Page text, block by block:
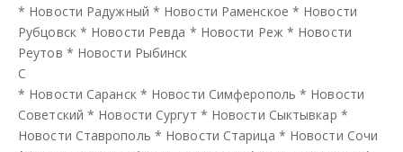
* Новости Радужный * Новости Раменское * Новости
Рубцовск * Новости Ревда * Новости Реж * Новости
Реутов * Новости Рыбинск
С
* Новости Саранск * Новости Симферополь * Новости
Советский * Новости Сургут * Новости Сыктывкар *
Новости Ставрополь * Новости Старица * Новости Сочи